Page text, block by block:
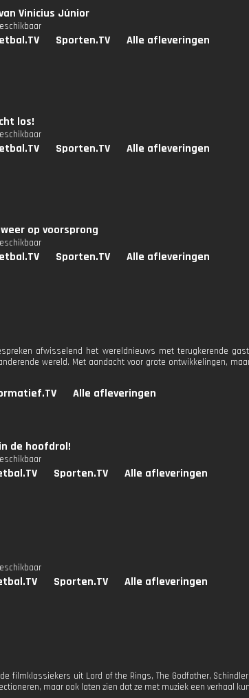
Vinicius Júnior
Sporten.TV Alle afleveringen
los!
Sporten.TV Alle afleveringen
op voorsprong
Sporten.TV Alle afleveringen
afwisselend het wereldnieuws met terugkerende
wereld. Met aandacht voor grote ontwikkelingen,
Alle afleveringen
de hoofdrol!
Sporten.TV Alle afleveringen
Sporten.TV Alle afleveringen
filmklassiekers uit Lord of the Rings, The Godfather,
maar ook laten zien dat ze met muziek een verhaal